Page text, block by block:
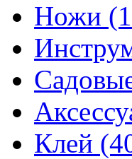
Ножи
Клей